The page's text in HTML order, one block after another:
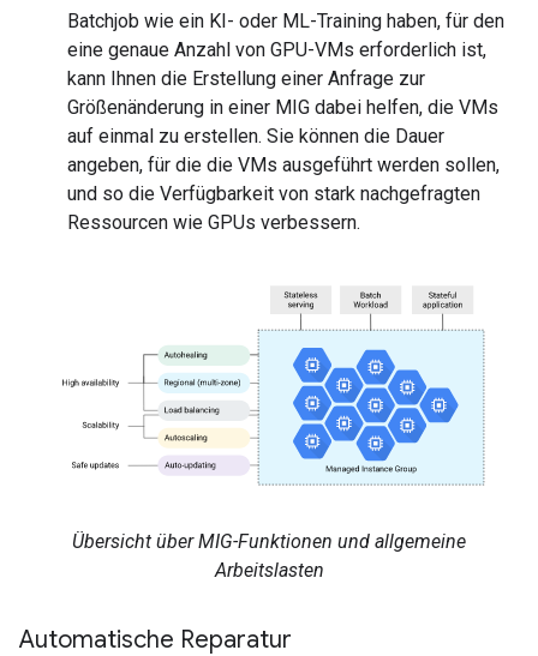
Batchjob wie ein KI- oder ML-Training haben, für den
eine genaue Anzahl von GPU-VMs erforderlich ist,
kann Ihnen die Erstellung einer Anfrage zur
Größenänderung in einer MIG dabei helfen, die VMs
auf einmal zu erstellen. Sie können die Dauer
angeben, für die die VMs ausgeführt werden sollen,
und so die Verfügbarkeit von stark nachgefragten
Ressourcen wie GPUs verbessern.
Übersicht über MIG-Funktionen und allgemeine
Arbeitslasten
Automatische Reparatur